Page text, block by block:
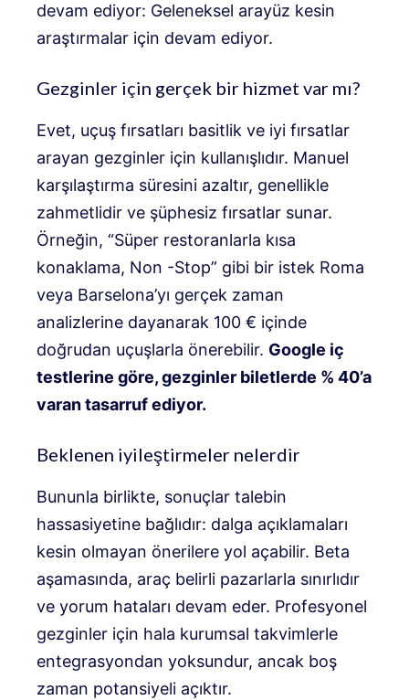
devam ediyor: Geleneksel arayüz kesin
araştırmalar için devam ediyor.
Gezginler için gerçek bir hizmet var mı?
Evet, uçuş fırsatları basitlik ve iyi fırsatlar
arayan gezginler için kullanışlıdır. Manuel
karşılaştırma süresini azaltır, genellikle
zahmetlidir ve şüphesiz fırsatlar sunar.
Örneğin, “Süper restoranlarla kısa
konaklama, Non -Stop” gibi bir istek Roma
veya Barselona’yı gerçek zaman
analizlerine dayanarak 100 € içinde
doğrudan uçuşlarla önerebilir. Google iç
testlerine göre, gezginler biletlerde % 40’a
varan tasarruf ediyor.
Beklenen iyileştirmeler nelerdir
Bununla birlikte, sonuçlar talebin
hassasiyetine bağlıdır: dalga açıklamaları
kesin olmayan önerilere yol açabilir. Beta
aşamasında, araç belirli pazarlarla sınırlıdır
ve yorum hataları devam eder. Profesyonel
gezginler için hala kurumsal takvimlerle
entegrasyondan yoksundur, ancak boş
zaman potansiyeli açıktır.